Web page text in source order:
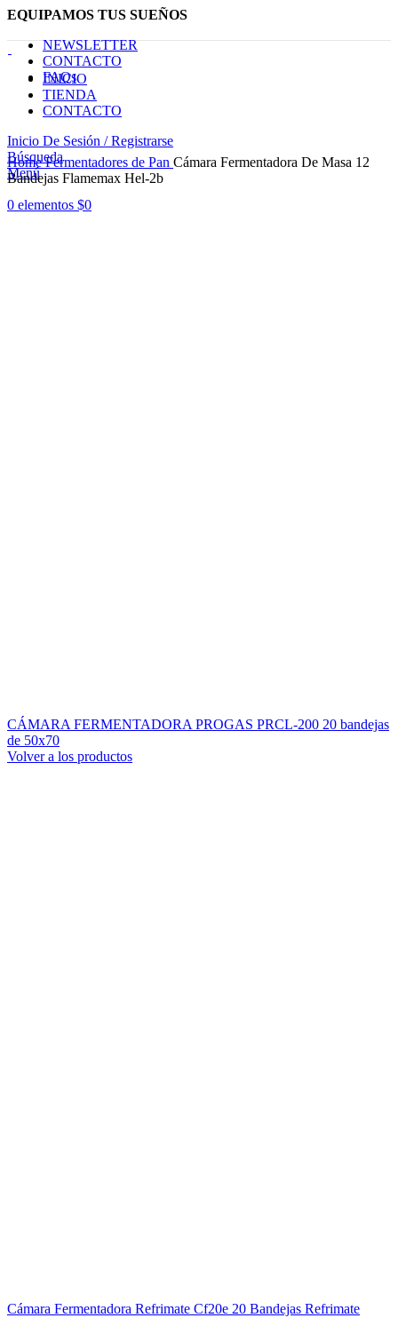
EQUIPAMOS TUS SUEÑOS
NEWSLETTER
CONTACTO
FAQs
INICIO
TIENDA
CONTACTO
Inicio De Sesión / Registrarse
Búsqueda
Menú
0 elementos $0
Haga Click para agrandar
HomeFermentadores de Pan Cámara Fermentadora De Masa 12
Bandejas Flamemax Hel-2b
CÁMARA FERMENTADORA PROGAS PRCL-200 20 bandejas
de 50x70
Volver a los productos
Cámara Fermentadora Refrimate Cf20e 20 Bandejas Refrimate